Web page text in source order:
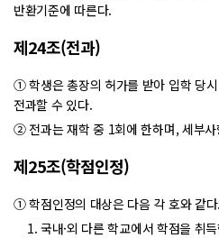
반환기준에 따른다.
제24조(전과)
① 학생은 총장의 허가를 받아 입학 당
전과할 수 있다.
② 전과는 재학 중 1회에 한하며, 세부사
제25조(학점인정)
① 학점인정의 대상은 다음 각 호와 같다.
1. 국내·외 다른 학교에서 학점을 취